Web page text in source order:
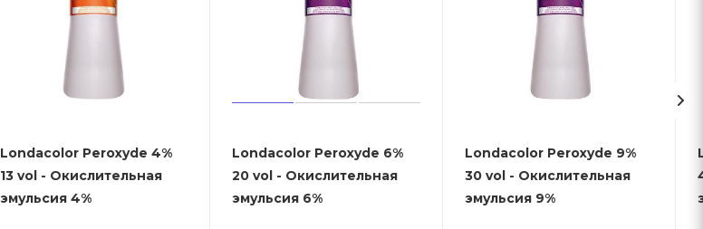
Londacolor Peroxyde 4%
13 vol - Окислительная
эмульсия 4%
Londacolor Peroxyde 6%
20 vol - Окислительная
эмульсия 6%
Londacolor Peroxyde 9%
30 vol - Окислительная
эмульсия 9%